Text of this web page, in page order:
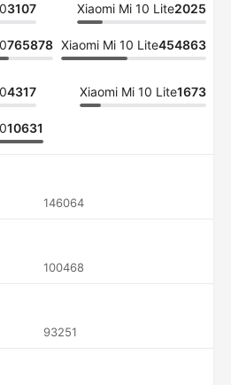
3107 Xiaomi Mi 10 Lite2025
765878 Xiaomi Mi 10 Lite454863
4317 Xiaomi Mi 10 Lite1673
10631
146064
100468
93251